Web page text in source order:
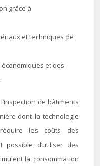
grâce à
et techniques de
et des
de bâtiments
dont la technologie
les coûts des
possible d’utiliser des
la consommation